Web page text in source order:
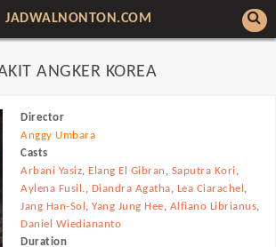
JADWALNONTON.COM
ANGKER KOREA
Director
Anggy Umbara
Casts
Arbani Yasiz, Elang El Gibran , Saputra Kori,
Aylena Fusil., Diandra Agatha, Lea Ciarachel ,
Jang Han-Sol ,Yang Jung Hee, Alfiano Librianus,
Daniel Wiediananto
Duration